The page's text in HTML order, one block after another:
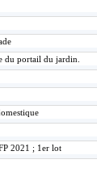
du portail du jardin.
2021 ; 1er lot